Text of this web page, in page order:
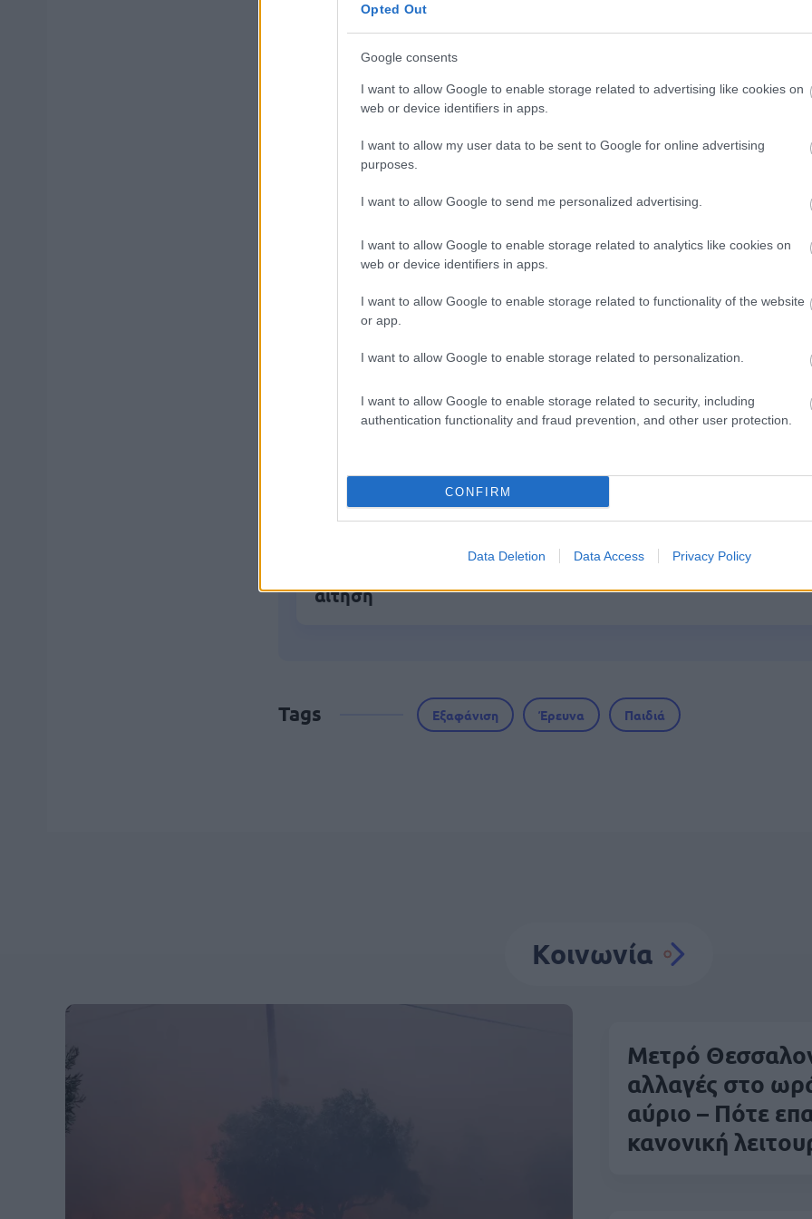
Opted Out
Google consents
I want to allow Google to enable storage related to advertising like cookies on
web or device identifiers in apps.
I want to allow my user data to be sent to Google for online advertising
purposes.
I want to allow Google to send me personalized advertising.
I want to allow Google to enable storage related to analytics like cookies on
web or device identifiers in apps.
I want to allow Google to enable storage related to functionality of the website
or app.
I want to allow Google to enable storage related to personalization.
I want to allow Google to enable storage related to security, including
authentication functionality and fraud prevention, and other user protection.
CONFIRM
Data Deletion Data Access Privacy Policy
Μάθε πρώτος όλες τις σημαντικές ειδήσεις.
Βάλε το proson.gr στα αποτελέσματα αναζήτησης
Δημοφιλείς Ειδήσεις
ΑΣΕΠ: Αυτές είναι οι δύο επόμενες προκηρύξεις «μαμούθ»
ΑΣΕΠ: Νέος γραπτός διαγωνισμός - Μόνιμοι στο
Εξωτερικών
Αλλάζουν τα χαρτονομίσματα ευρώ – Οριστικά εκτός το
ΔΥΠΑ: 1.000 προσλήψεις με μισθό έως 1.250€ - Πού θα
αίτηση
Tags Εξαφάνιση Έρευνα Παιδιά
Κοινωνία
Μετρό
αλλαγές στο
αύριο – Πότε
κανονική